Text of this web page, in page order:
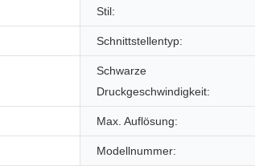
Stil:
Schnittstellentyp:
Schwarze
Druckgeschwindigkeit:
Max. Auflösung:
Modellnummer: